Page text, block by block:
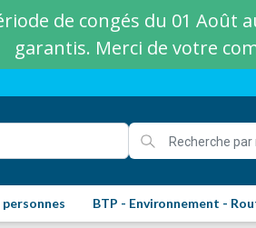
de congés du 01 Août
garantis. Merci de votre
BTP - Environnement -